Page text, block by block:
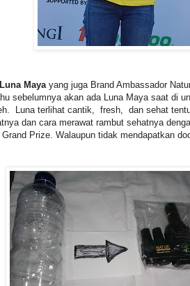
Luna Maya yang juga Brand Ambassador
sebelumnya akan ada Luna Maya saat di
Luna terlihat cantik, fresh, dan sehat
dan cara merawat rambut sehatnya
Grand Prize. Walaupun tidak mendapatkan